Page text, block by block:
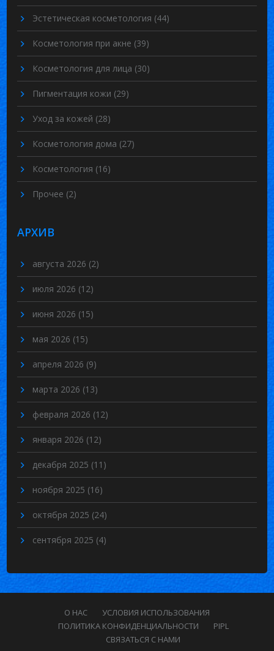
Эстетическая косметология (44)
Косметология при акне (39)
Косметология для лица (30)
Пигментация кожи (29)
Уход за кожей (28)
Косметология дома (27)
Косметология (16)
Прочее (2)
АРХИВ
августа 2026 (2)
июля 2026 (12)
июня 2026 (15)
мая 2026 (15)
апреля 2026 (9)
марта 2026 (13)
февраля 2026 (12)
января 2026 (12)
декабря 2025 (11)
ноября 2025 (16)
октября 2025 (24)
сентября 2025 (4)
О НАС
УСЛОВИЯ ИСПОЛЬЗОВАНИЯ
ПОЛИТИКА КОНФИДЕНЦИАЛЬНОСТИ
PIPL
СВЯЗАТЬСЯ С НАМИ